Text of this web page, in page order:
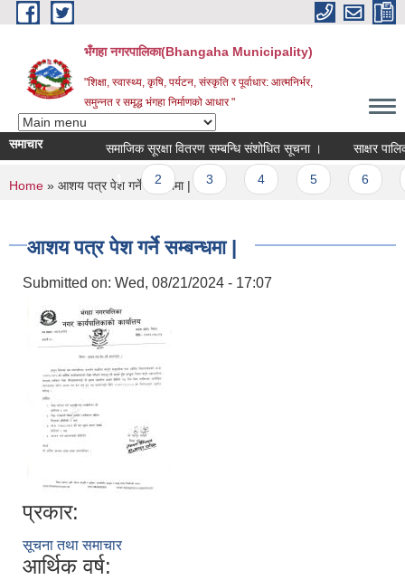
Skip to main content
भँगहा नगरपालिका(Bhangaha Municipality)
"शिक्षा, स्वास्थ्य, कृषि, पर्यटन, संस्कृति र पूर्वाधार: आत्मनिर्भर,
समुन्नत र समृद्ध भंगहा निर्माणको आधार "
समाचार समाजिक सूरक्षा वितरण सम्बन्धि संशोधित सूचना । साक्षर पालिका
Pages
1 2 3
You are here
Home » आशय पत्र पेश गर्ने सम्बन्धमा |
आशय पत्र पेश गर्ने सम्बन्धमा |
Submitted on: Wed, 08/21/2024 - 17:07
प्रकार:
सूचना तथा समाचार
आर्थिक वर्ष: